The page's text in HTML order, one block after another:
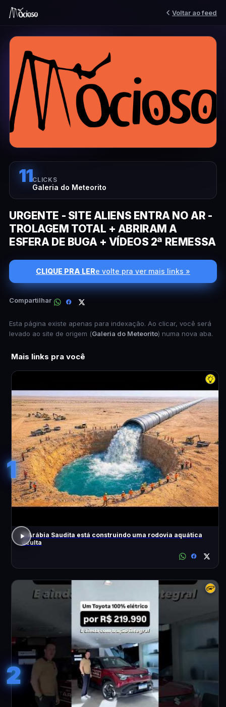
Voltar ao feed
11CLICKS
Galeria do Meteorito
URGENTE - SITE ALIENS ENTRA NO AR -
TROLAGEM TOTAL + ABRIRAM A
ESFERA DE BUGA + VÍDEOS 2ª REMESSA
CLIQUE PRA LERe volte pra ver mais links »
Compartilhar
Esta página existe apenas para indexação. Ao clicar, você será
levado ao site de origem (Galeria do Meteorito) numa nova aba.
Mais links pra você
1
A Arábia Saudita está construindo uma rodovia aquática
oculta
2